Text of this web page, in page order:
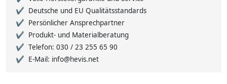
Deutsche und EU Qualitätsstandards
Persönlicher Ansprechpartner
Produkt- und Materialberatung
Telefon: 030 / 23 255 65 90
E-Mail: info@hevis.net